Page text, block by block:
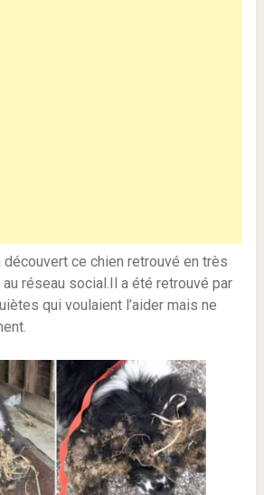
découvert ce chien retrouvé en très
réseau social.Il a été retrouvé par
qui voulaient l’aider mais ne